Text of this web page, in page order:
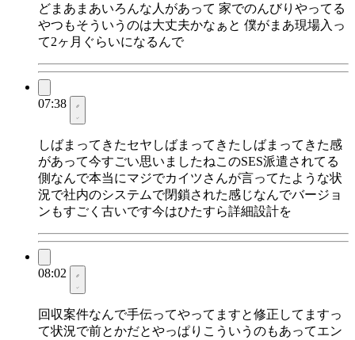
どまあまあいろんな人があって 家でのんびりやってる
やつもそういうのは大丈夫かなぁと 僕がまあ現場入っ
て2ヶ月ぐらいになるんで
07:38
しばまってきたセヤしばまってきたしばまってきた感
があって今すごい思いましたねこのSES派遣されてる
側なんで本当にマジでカイツさんが言ってたような状
況で社内のシステムで閉鎖された感じなんでバージョ
ンもすごく古いです今はひたすら詳細設計を
08:02
回収案件なんで手伝ってやってますと修正してますっ
て状況で前とかだとやっぱりこういうのもあってエン